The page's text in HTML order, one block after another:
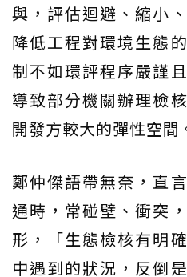
與，評估迴避、縮小
降低工程對環境生態
制不如環評程序嚴謹
導致部分機關辦理檢
開發方較大的彈性空間
鄭仲傑語帶無奈，直
通時，常碰壁、衝突
形，「生態檢核有明
中遇到的狀況，反倒